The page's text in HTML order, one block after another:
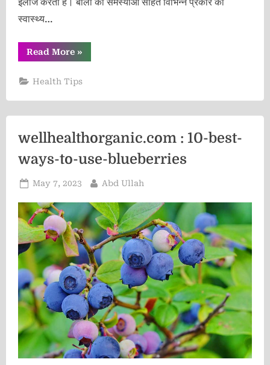
स्वास्थ्य…
Read More“Wellhealthorganic.com:ayurvedic-
treatment-
problem”
»
Health Tips
wellhealthorganic.com : 10-best-
ways-to-use-blueberries
Posted
May 7, 2023 By
Abd Ullah